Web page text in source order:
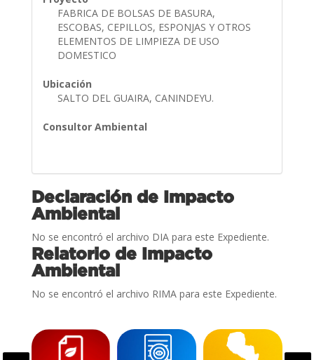
FABRICA DE BOLSAS DE BASURA,
ESCOBAS, CEPILLOS, ESPONJAS Y OTROS
ELEMENTOS DE LIMPIEZA DE USO
DOMESTICO
Ubicación
SALTO DEL GUAIRA, CANINDEYU.
Consultor Ambiental
Declaración de Impacto
Ambiental
No se encontró el archivo DIA para este Expediente.
Relatorio de Impacto
Ambiental
No se encontró el archivo RIMA para este Expediente.